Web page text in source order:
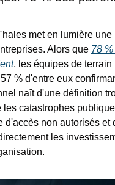
met en lumière une
Alors que 78
, les équipes de terrain
% d'entre eux
naît d'une définition
catastrophes
d'accès non autorisés et
les